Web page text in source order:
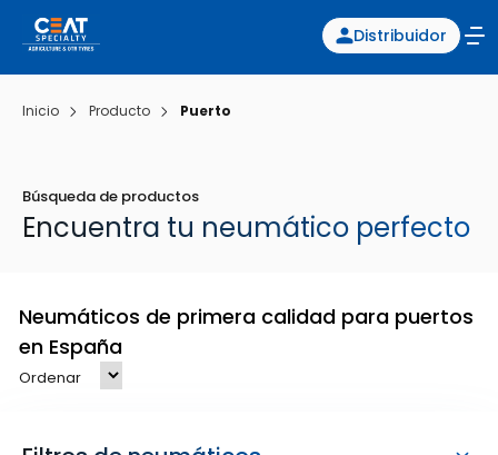
Distribuidor
Inicio Producto Puerto
Búsqueda de productos
Encuentra tu neumático perfecto
Neumáticos de primera calidad para puertos
en España
Ordenar